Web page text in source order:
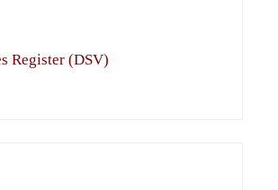
Register (DSV)